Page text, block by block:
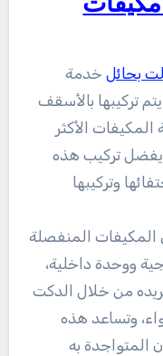
بحائل خدمة
تركيبها بالأسقف
الأكثر
تركيب هذه
وتركيبها
المنفصلة
ووحدة داخلية،
من خلال الدكت
وتساعد هذه
المتواجدة به